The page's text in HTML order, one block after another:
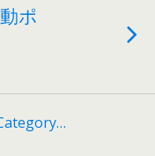
ポ